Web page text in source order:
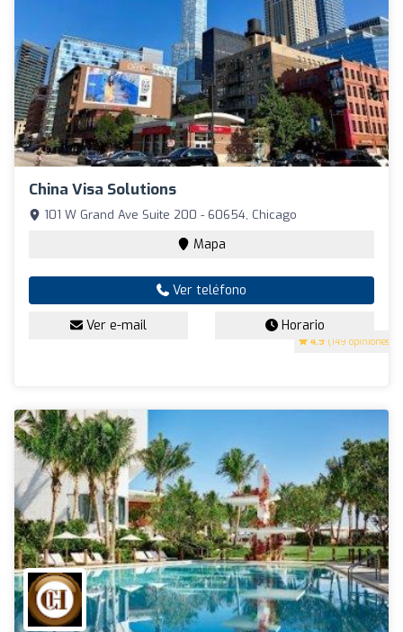
China Visa Solutions
4.9 (149 opiniones)
101 W Grand Ave Suite 200 - 60654, Chicago
Mapa
Ver teléfono
Ver e-mail Horario